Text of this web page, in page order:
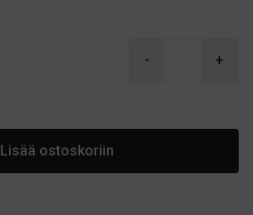
- +
Lisää ostoskoriin